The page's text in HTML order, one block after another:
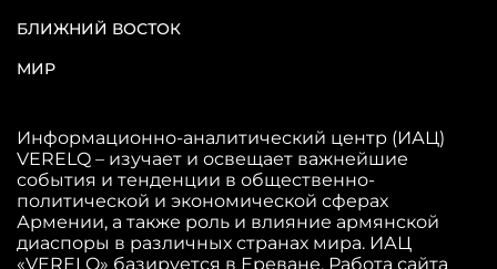
БЛИЖНИЙ ВОСТОК
МИР
Информационно-аналитический центр (ИАЦ)
VERELQ – изучает и освещает важнейшие
события и тенденции в общественно-
политической и экономической сферах
Армении, а также роль и влияние армянской
диаспоры в различных странах мира. ИАЦ
«VERELQ» базируется в Ереване. Работа сайта